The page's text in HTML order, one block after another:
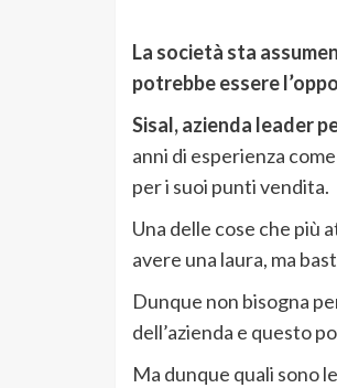
La società sta
potrebbe essere
Sisal, azienda leader
anni di esperienza
per i suoi punti vendita.
Una delle cose che più
avere una laura, ma
Dunque non bisogna
dell’azienda e questo
Ma dunque quali sono